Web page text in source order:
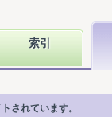
索引
されています。